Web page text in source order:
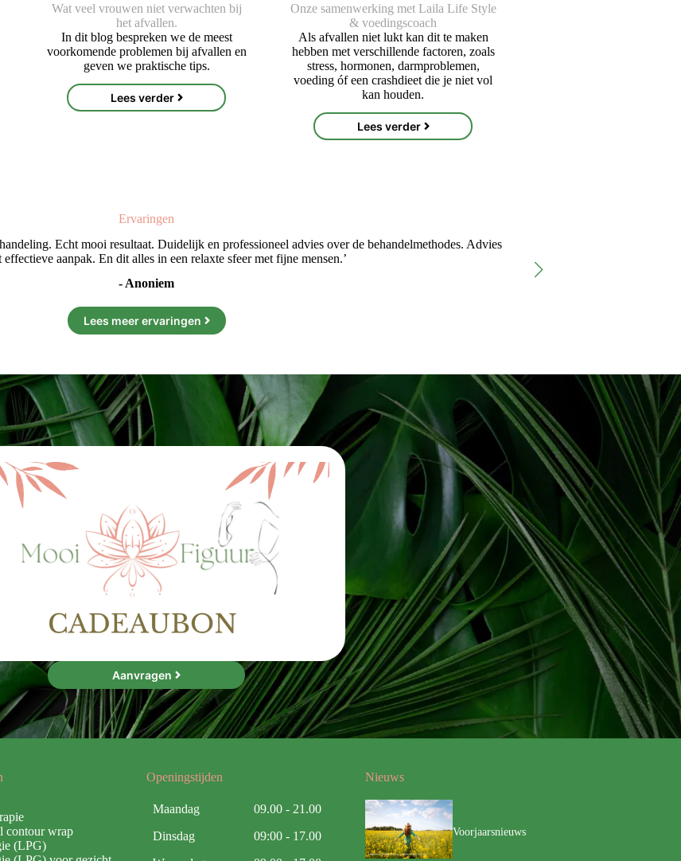
Wat veel vrouwen niet verwachten bij
het afvallen.
In dit blog bespreken we de meest
voorkomende problemen bij afvallen en
geven we praktische tips.
Lees verder
Onze samenwerking met Laila Life Style
& voedingscoach
Als afvallen niet lukt kan dit te maken
hebben met verschillende factoren, zoals
stress, hormonen, darmproblemen,
voeding óf een crashdieet die je niet vol
kan houden.
Lees verder
Ervaringen
Echt mooi resultaat. Duidelijk en professioneel advies over de behandelmethodes. Advies
effectieve aanpak. En dit alles in een relaxte sfeer met fijne mensen.’
- Anoniem
Lees meer ervaringen
Aanvragen
contour wrap
(LPG)
Openingstijden
Maandag
09.00 - 21.00
Dinsdag
09:00 - 17.00
Nieuws
Voorjaarsnieuws